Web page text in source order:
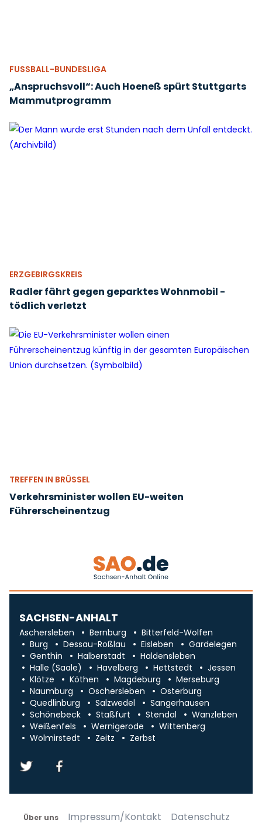
FUSSBALL-BUNDESLIGA
„Anspruchsvoll“: Auch Hoeneß spürt Stuttgarts
Mammutprogramm
ERZGEBIRGSKREIS
Radler fährt gegen geparktes Wohnmobil -
tödlich verletzt
TREFFEN IN BRÜSSEL
Verkehrsminister wollen EU-weiten
Führerscheinentzug
SACHSEN-ANHALT
Aschersleben Bernburg
Bitterfeld-Wolfen
Burg
Dessau-Roßlau Eisleben
Gardelegen
Genthin
Halberstadt
Haldensleben
Halle (Saale)
Havelberg Hettstedt
Jessen
Klötze
Köthen Magdeburg
Merseburg
Naumburg
Oschersleben
Osterburg
Quedlinburg
Salzwedel
Sangerhausen
Schönebeck
Staßfurt Stendal
Wanzleben
Weißenfels
Wernigerode
Wittenberg
Wolmirstedt
Zeitz Zerbst
Über uns Impressum/Kontakt Datenschutz